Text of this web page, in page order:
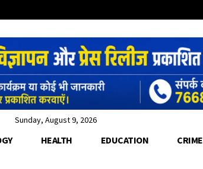
Sunday, August 9, 2026
HEALTH EDUCATION CRIME